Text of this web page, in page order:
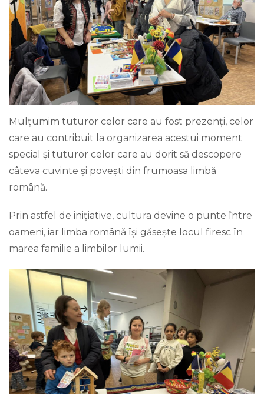
Mulțumim tuturor celor care au fost prezenți, celor
care au contribuit la organizarea acestui moment
special și tuturor celor care au dorit să descopere
câteva cuvinte și povești din frumoasa limbă
română.
Prin astfel de inițiative, cultura devine o punte între
oameni, iar limba română își găsește locul firesc în
marea familie a limbilor lumii.